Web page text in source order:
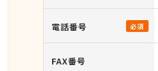
電話番号 必須
FAX番号